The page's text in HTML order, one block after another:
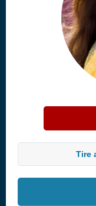
Tire